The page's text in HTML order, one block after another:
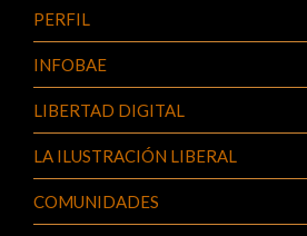
PERFIL
INFOBAE
LIBERTAD DIGITAL
LA ILUSTRACIÓN LIBERAL
COMUNIDADES